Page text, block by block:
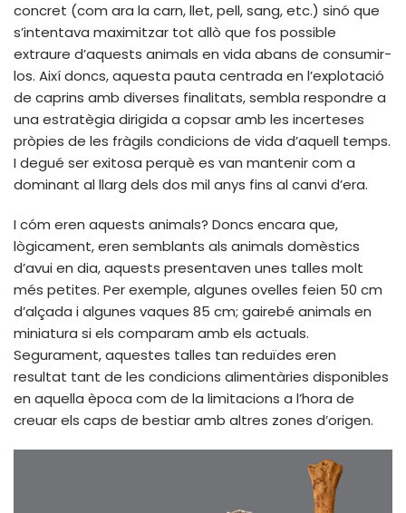
concret (com ara la carn, llet, pell, sang, etc.) sinó que
s’intentava maximitzar tot allò que fos possible
extraure d’aquests animals en vida abans de consumir-
los. Així doncs, aquesta pauta centrada en l’explotació
de caprins amb diverses finalitats, sembla respondre a
una estratègia dirigida a copsar amb les incerteses
pròpies de les fràgils condicions de vida d’aquell temps.
I degué ser exitosa perquè es van mantenir com a
dominant al llarg dels dos mil anys fins al canvi d’era.
I cóm eren aquests animals? Doncs encara que,
lògicament, eren semblants als animals domèstics
d’avui en dia, aquests presentaven unes talles molt
més petites. Per exemple, algunes ovelles feien 50 cm
d’alçada i algunes vaques 85 cm; gairebé animals en
miniatura si els comparam amb els actuals.
Segurament, aquestes talles tan reduïdes eren
resultat tant de les condicions alimentàries disponibles
en aquella època com de la limitacions a l’hora de
creuar els caps de bestiar amb altres zones d’origen.